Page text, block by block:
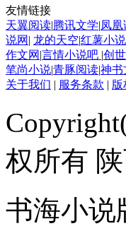
友情链接
天翼阅读|腾讯文学|凤凰
说网 | 龙的天空|红薯小
作文网 |言情小说吧 |创
笔尚小说|青豚阅读|神书
关于我们 | 服务条款 | 版
权所有
书海小说